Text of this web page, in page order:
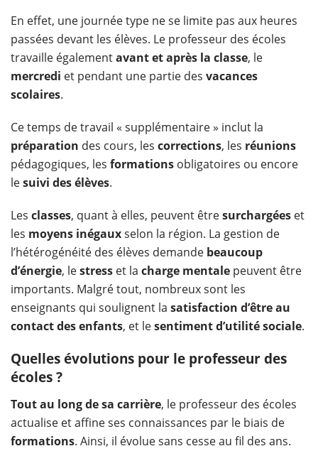
En effet, une journée type ne se limite pas aux heures
passées devant les élèves. Le professeur des écoles
travaille égalementavant et après la classe, le
mercredi et pendant une partie des vacances
scolaires.
Ce temps de travail « supplémentaire » inclut la
préparation des cours, les corrections, les réunions
pédagogiques, les formations obligatoires ou encore
lesuivi des élèves.
Les classes, quant à elles, peuvent êtresurchargées et
les moyens inégauxselon la région. La gestion de
l’hétérogénéité des élèves demande beaucoup
d’énergie, lestress et la charge mentale peuvent être
importants. Malgré tout, nombreux sont les
enseignants qui soulignent la satisfaction d’être au
contact des enfants, et lesentiment d’utilité sociale.
Quelles évolutions pour le professeur des
écoles ?
Tout au long de sa carrière, le professeur des écoles
actualise et affine ses connaissances par le biais de
formations. Ainsi, il évolue sans cesse au fil des ans.